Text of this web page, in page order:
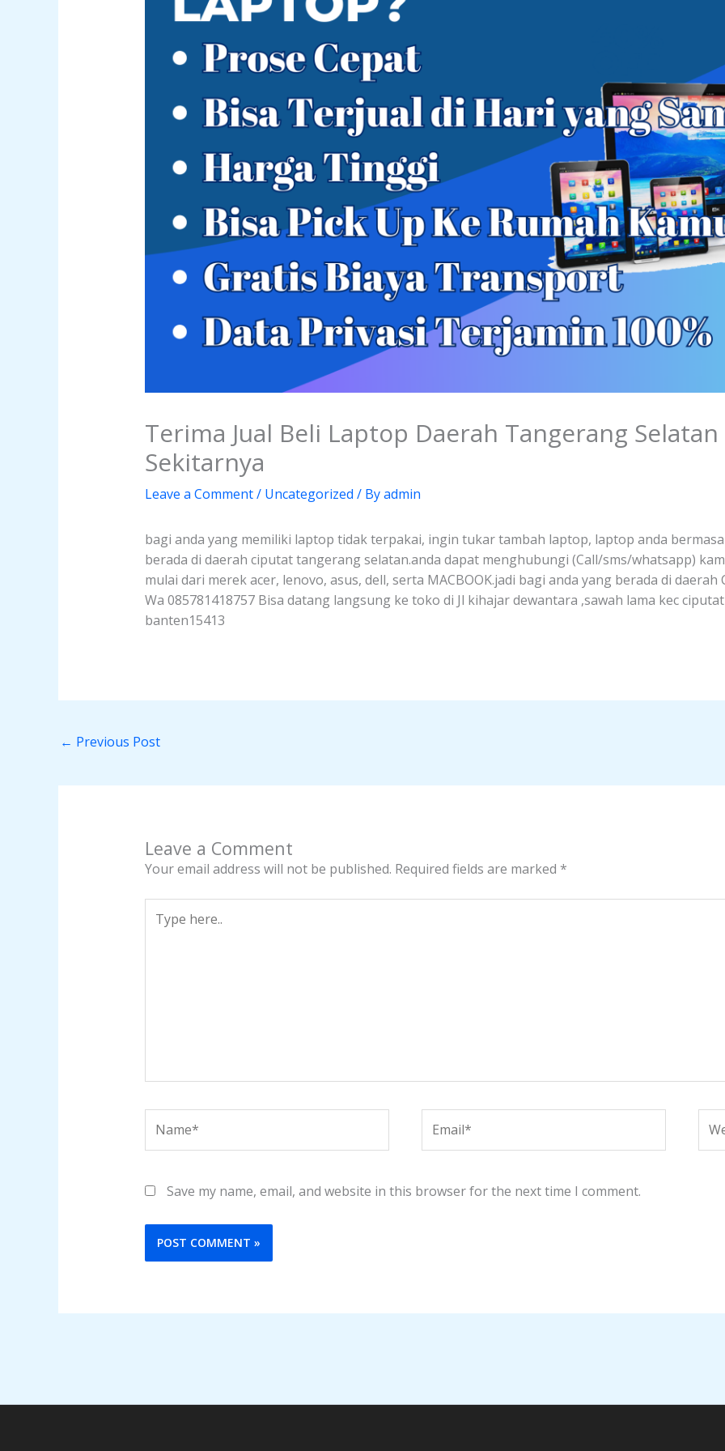
Terima Jual Beli Laptop Daerah Tangerang
Sekitarnya
Leave a Comment/ Uncategorized / Byadmin
bagi anda yang memiliki laptop tidak terpakai, ingin tukar tambah laptop, laptop anda
berada di daerah ciputat tangerang selatan.anda dapat menghubungi (Call/sms/whatsapp)
mulai dari merek acer, lenovo, asus, dell, serta MACBOOK.jadi bagi anda yang berada di
Wa 085781418757 Bisa datang langsung ke toko di Jl kihajar dewantara ,sawah lama kec
banten15413
← Previous Post
Leave a Comment
Your email address will not be published. Required fields are marked *
here..
Save my name, email, and website in this browser for the next time I comment.